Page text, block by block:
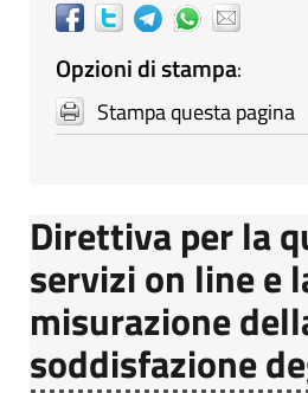
Opzioni di stampa:
Stampa questa pagina
Direttiva per la
servizi on line e
misurazione
soddisfazione